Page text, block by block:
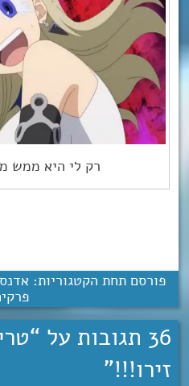
רק לי היא ממש
פורסם תחת הקטגוריות:
36 תגובות על “
זירו!!!”